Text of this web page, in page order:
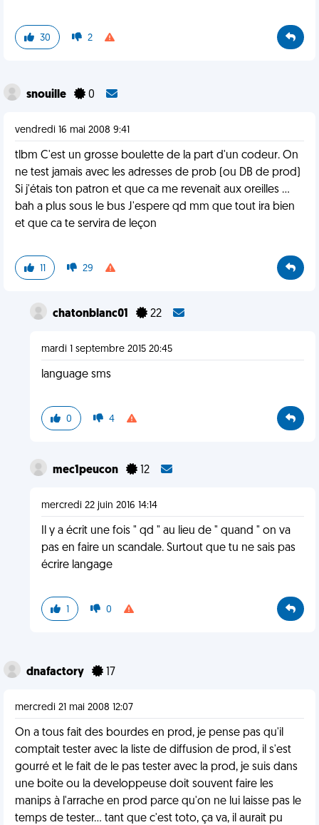
30 2
snouille 0
vendredi 16 mai 2008 9:41
tlbm C'est un grosse boulette de la part d'un codeur. On
ne test jamais avec les adresses de prob (ou DB de prod)
Si j'étais ton patron et que ca me revenait aux oreilles ...
bah a plus sous le bus J'espere qd mm que tout ira bien
et que ca te servira de leçon
11 29
chatonblanc01 22
mardi 1 septembre 2015 20:45
language sms
0 4
mec1peucon 12
mercredi 22 juin 2016 14:14
Il y a écrit une fois " qd " au lieu de " quand " on va
pas en faire un scandale. Surtout que tu ne sais pas
écrire langage
1 0
dnafactory 17
mercredi 21 mai 2008 12:07
On a tous fait des bourdes en prod, je pense pas qu'il
comptait tester avec la liste de diffusion de prod, il s'est
gourré et le fait de le pas tester avec la prod, je suis dans
une boite ou la developpeuse doit souvent faire les
manips à l'arrache en prod parce qu'on ne lui laisse pas le
temps de tester... tant que c'est toto, ça va, il aurait pu